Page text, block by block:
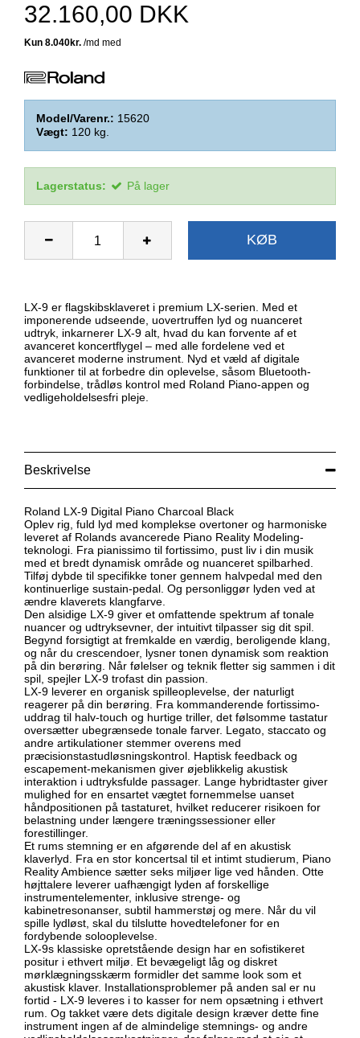
32.160,00 DKK
Model/Varenr.: 15620
Vægt: 120 kg.
Lagerstatus: På lager
KØB
LX-9 er flagskibsklaveret i premium LX-serien. Med et
imponerende udseende, uovertruffen lyd og nuanceret
udtryk, inkarnerer LX-9 alt, hvad du kan forvente af et
avanceret koncertflygel – med alle fordelene ved et
avanceret moderne instrument. Nyd et væld af digitale
funktioner til at forbedre din oplevelse, såsom Bluetooth-
forbindelse, trådløs kontrol med Roland Piano-appen og
vedligeholdelsesfri pleje.
Beskrivelse
Roland LX-9 Digital Piano Charcoal Black
Oplev rig, fuld lyd med komplekse overtoner og harmoniske
leveret af Rolands avancerede Piano Reality Modeling-
teknologi. Fra pianissimo til fortissimo, pust liv i din musik
med et bredt dynamisk område og nuanceret spilbarhed.
Tilføj dybde til specifikke toner gennem halvpedal med den
kontinuerlige sustain-pedal. Og personliggør lyden ved at
ændre klaverets klangfarve.
Den alsidige LX-9 giver et omfattende spektrum af tonale
nuancer og udtryksevner, der intuitivt tilpasser sig dit spil.
Begynd forsigtigt at fremkalde en værdig, beroligende klang,
og når du crescendoer, lysner tonen dynamisk som reaktion
på din berøring. Når følelser og teknik fletter sig sammen i dit
spil, spejler LX-9 trofast din passion.
LX-9 leverer en organisk spilleoplevelse, der naturligt
reagerer på din berøring. Fra kommanderende fortissimo-
uddrag til halv-touch og hurtige triller, det følsomme tastatur
oversætter ubegrænsede tonale farver. Legato, staccato og
andre artikulationer stemmer overens med
præcisionstastudløsningskontrol. Haptisk feedback og
escapement-mekanismen giver øjeblikkelig akustisk
interaktion i udtryksfulde passager. Lange hybridtaster giver
mulighed for en ensartet vægtet fornemmelse uanset
håndpositionen på tastaturet, hvilket reducerer risikoen for
belastning under længere træningssessioner eller
forestillinger.
Et rums stemning er en afgørende del af en akustisk
klaverlyd. Fra en stor koncertsal til et intimt studierum, Piano
Reality Ambience sætter seks miljøer lige ved hånden. Otte
højttalere leverer uafhængigt lyden af ​​forskellige
instrumentelementer, inklusive strenge- og
kabinetresonanser, subtil hammerstøj og mere. Når du vil
spille lydløst, skal du tilslutte hovedtelefoner for en
fordybende solooplevelse.
LX-9s klassiske opretstående design har en sofistikeret
positur i ethvert miljø. Et bevægeligt låg og diskret
mørklægningsskærm formidler det samme look som et
akustisk klaver. Installationsproblemer på anden sal er nu
fortid - LX-9 leveres i to kasser for nem opsætning i ethvert
rum. Og takket være dets digitale design kræver dette fine
instrument ingen af ​​de almindelige stemnings- og andre